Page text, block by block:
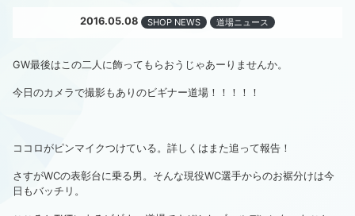
2016.05.08 SHOP NEWS 道場ニュース
GW最後はこの二人に飾ってもらおうじゃあーりませんか。
今日のカメラで撮影もありのビギナー道場！！！！！
ココロがピンマイクつけている。詳しくはまた追って報告！
さすがWCの表彰台に乗る男。そんな現役WC選手からのお裾分けは今
日もバッチリ。